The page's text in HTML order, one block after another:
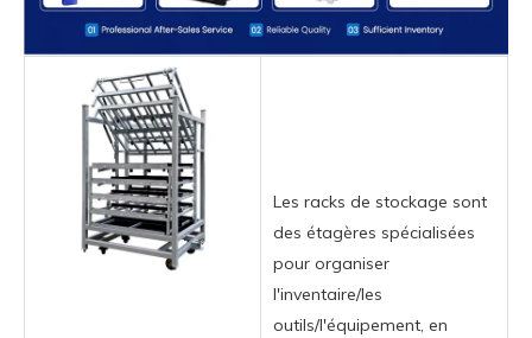
Les racks de stockage sont
des étagères spécialisées
pour organiser
l'inventaire/les
outils/l'équipement, en